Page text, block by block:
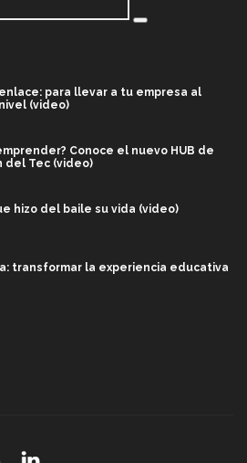
para llevar a tu empresa al
(video)
Conoce el nuevo HUB de
del Tec (video)
hizo del baile su vida (video)
transformar la experiencia educativa